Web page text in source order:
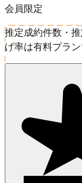
会員限定
推定成約件数・
げ率は有料プラ